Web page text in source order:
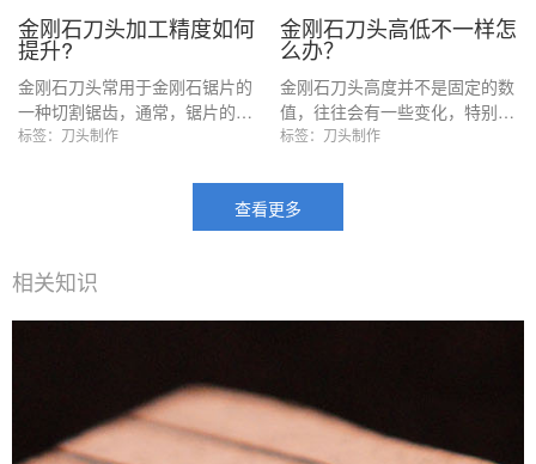
金刚石刀头加工精度如何
提升?
金刚石刀头常用于金刚石锯片的
一种切割锯齿，通常，锯片的锯
齿精度要求并不高，特别是一些
过程，但是随着石材切割工艺的
提升，为了减少板材定厚或切边
造成的尺寸误差所带来的影响，
要求，首当其冲的就是金刚石刀
标签：刀头制作
金刚石刀头高低不一样怎
么办？
金刚石刀头高度并不是固定的数
值，往往会有一些变化，特别是
如果生产过程中出现一些操作问
什么会出现这样的情况？这种情
况又要如何进行规避呢？出现了
这一种情况又该如何解决呢？下
标签：刀头制作
查看更多
相关知识